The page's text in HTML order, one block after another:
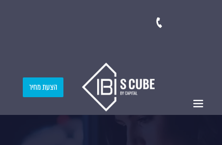
הצעת מחיר